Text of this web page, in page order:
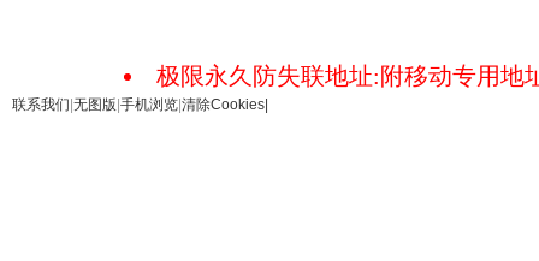
极限永久防失联地址:附移动专用地
联系我们 无图版 手机浏览 清除Cookies